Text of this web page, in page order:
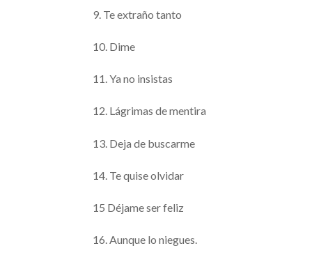
9. Te extraño tanto
10. Dime
11. Ya no insistas
12. Lágrimas de mentira
13. Deja de buscarme
14. Te quise olvidar
15 Déjame ser feliz
16. Aunque lo niegues.